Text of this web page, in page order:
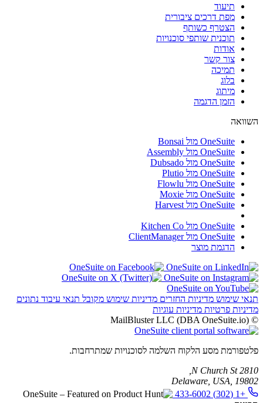
תיעוד
מפת דרכים ציבורית
הצטרף כשותף
תוכנית שותפי סוכנויות
אודות
צור קשר
תמיכה
בלוג
מיתוג
הזמן הדגמה
השוואה
OneSuite מול Bonsai
OneSuite מול Assembly
OneSuite מול Dubsado
OneSuite מול Plutio
OneSuite מול Flowlu
OneSuite מול Moxie
OneSuite מול Harvest
OneSuite מול Kitchen Co
OneSuite מול ClientManager
הדגמת מוצר
תנאי שימוש מדיניות החזרים מדיניות שימוש מקובל תנאי עיבוד נתונים
מדיניות פרטיות מדיניות עוגיות
© MailBluster LLC (DBA OneSuite.io)
פלטפורמת מסע הלקוח השלמה לסוכנויות שמתרחבות.
2810 N Church St,
Delaware, USA, 19802
+1 (302) 433-6002